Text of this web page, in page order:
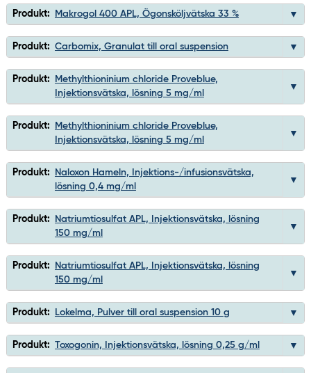
Produkt: Makrogol 400 APL, Ögonsköljvätska 33 %
Produkt: Carbomix, Granulat till oral suspension
Produkt:
Methylthioninium chloride Proveblue,
Injektionsvätska, lösning 5 mg/ml
Produkt:
Methylthioninium chloride Proveblue,
Injektionsvätska, lösning 5 mg/ml
Produkt:
Naloxon Hameln, Injektions-/infusionsvätska,
lösning 0,4 mg/ml
Produkt:
Natriumtiosulfat APL, Injektionsvätska, lösning
150 mg/ml
Produkt:
Natriumtiosulfat APL, Injektionsvätska, lösning
150 mg/ml
Produkt: Lokelma, Pulver till oral suspension 10 g
Produkt: Toxogonin, Injektionsvätska, lösning 0,25 g/ml